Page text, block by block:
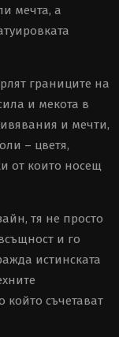
мечта, а
границите на
и мекота в
и мечти,
– цветя,
от които носещ
тя не просто
и го
истинската
съчетават